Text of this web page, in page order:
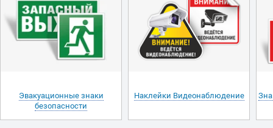
Эвакуационные знаки
безопасности
Наклейки Видеонаблюдение